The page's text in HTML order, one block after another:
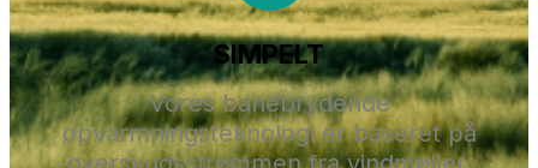
SIMPELT
Vores banebrydende
opvarmningsteknologi er baseret på